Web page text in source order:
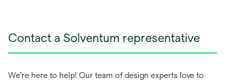
Contact a Solventum representative
We're here to help! Our team of design experts love to